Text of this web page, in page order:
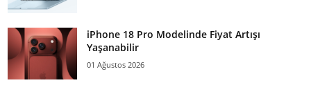
iPhone 18 Pro Modelinde Fiyat Artışı
Yaşanabilir
01 Ağustos 2026